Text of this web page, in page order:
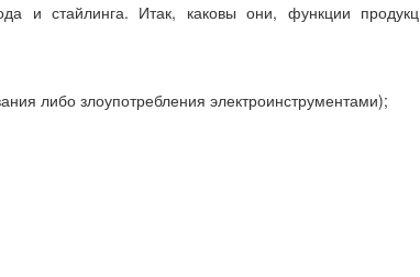
и стайлинга. Итак, каковы они, функции
либо злоупотребления электроинструментами);